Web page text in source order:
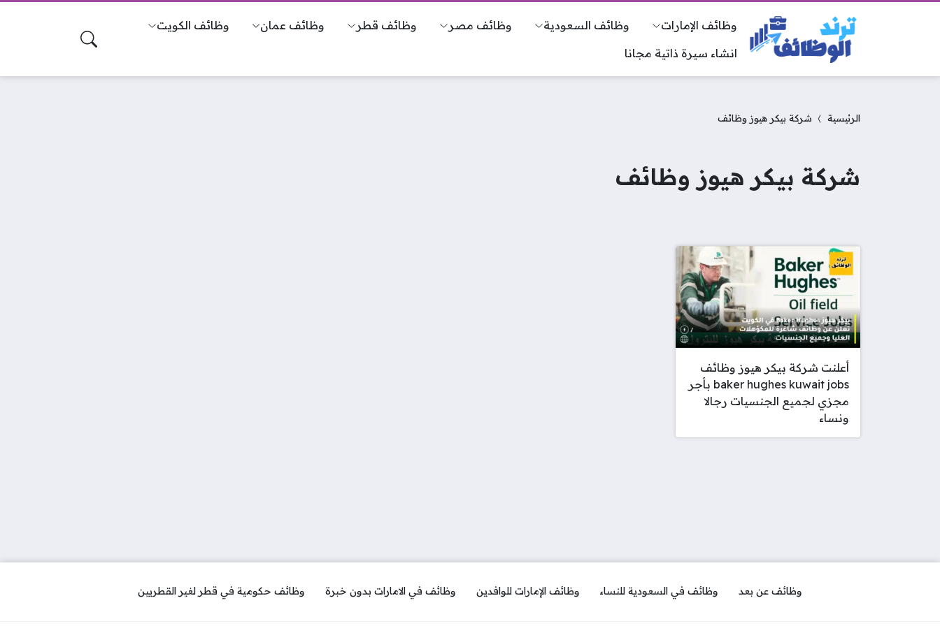
وظائف الإمارات وظائف السعودية وظائف مصر وظائف قطر وظائف عمان
وظائف الكويت
انشاء سيرة ذاتية مجانا
الرئيسية شركة بيكر هيوز وظائف
شركة بيكر هيوز وظائف
أعلنت شركة بيكر هيوز وظائف
baker hughes kuwait jobs بأجر
مجزي لجميع الجنسيات رجالا
ونساء
وظائف عن بعد وظائف في السعودية للنساء وظائف الإمارات للوافدين وظائف في الامارات بدون خبرة وظائف حكومية في قطر لغير القطريين